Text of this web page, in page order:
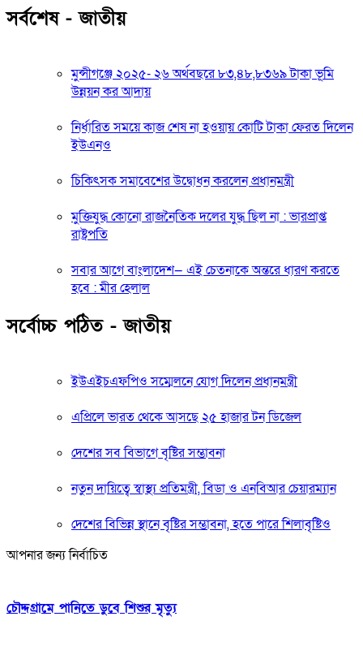
সর্বশেষ - জাতীয়
মুন্সীগঞ্জে ২০২৫- ২৬ অর্থবছরে ৮৩,৪৮,৮৩৬৯ টাকা ভূমি
উন্নয়ন কর আদায়
নির্ধারিত সময়ে কাজ শেষ না হওয়ায় কোটি টাকা ফেরত দিলেন
ইউএনও
চিকিৎসক সমাবেশের উদ্বোধন করলেন প্রধানমন্ত্রী
মুক্তিযুদ্ধ কোনো রাজনৈতিক দলের যুদ্ধ ছিল না : ভারপ্রাপ্ত
রাষ্ট্রপতি
সবার আগে বাংলাদেশ— এই চেতনাকে অন্তরে ধারণ করতে
হবে : মীর হেলাল
সর্বোচ্চ পঠিত - জাতীয়
ইউএইচএফপিও সম্মেলনে যোগ দিলেন প্রধানমন্ত্রী
এপ্রিলে ভারত থেকে আসছে ২৫ হাজার টন ডিজেল
দেশের সব বিভাগে বৃষ্টির সম্ভাবনা
নতুন দায়িত্বে স্বাস্থ্য প্রতিমন্ত্রী, বিডা ও এনবিআর চেয়ারম্যান
দেশের বিভিন্ন স্থানে বৃষ্টির সম্ভাবনা, হতে পারে শিলাবৃষ্টিও
আপনার জন্য নির্বাচিত
চৌদ্দগ্রামে পানিতে ডুবে শিশুর মৃত্যু